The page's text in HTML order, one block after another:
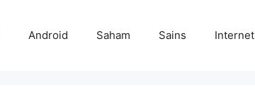
Android Saham Sains Internet